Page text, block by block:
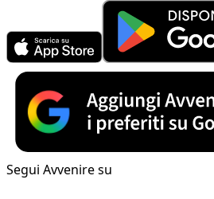
Segui Avvenire su